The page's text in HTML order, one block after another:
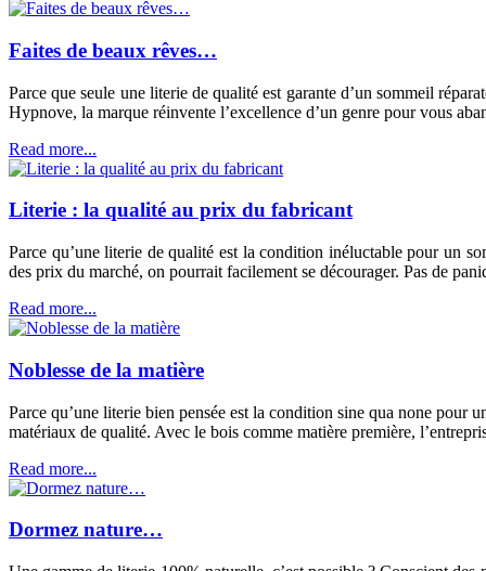
Faites de beaux rêves…
Parce que seule une literie de qualité est garante d’un sommeil
Hypnove, la marque réinvente l’excellence d’un genre pour vous
Read more...
Literie : la qualité au prix du fabricant
Parce qu’une literie de qualité est la condition inéluctable pour un
des prix du marché, on pourrait facilement se décourager. Pas de
Read more...
Noblesse de la matière
Parce qu’une literie bien pensée est la condition sine qua none pour
matériaux de qualité. Avec le bois comme matière première,
Read more...
Dormez nature…